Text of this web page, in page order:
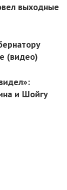
выходные
(видео)
и Шойгу